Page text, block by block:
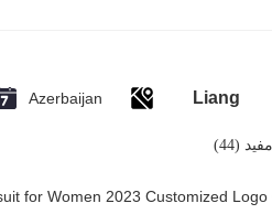
Liang
Azerbaijan
مفید (44)
for Women 2023 Customized Logo